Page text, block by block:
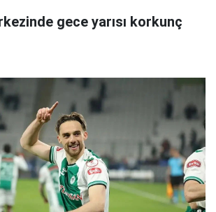
gece yarısı korkunç